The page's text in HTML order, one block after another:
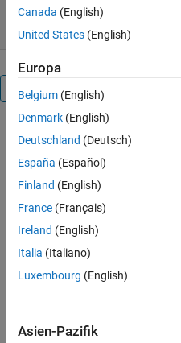
Überblick
rotation
between two
DC (double
seismic
source
mechanisms
along axis
Canada (English)
United States (English)
Europa
Belgium (English)
Denmark (English)
Deutschland (Deutsch)
España (Español)
Finland (English)
France (Français)
Ireland (English)
Italia (Italiano)
Luxembourg (English)
Asien-Pazifik